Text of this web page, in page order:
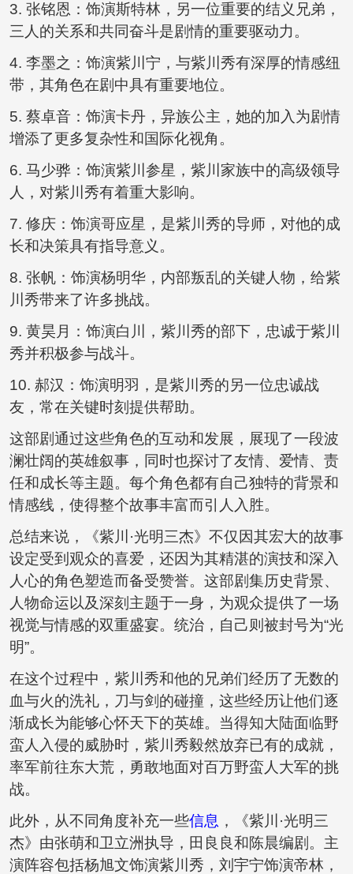
3. 张铭恩：饰演斯特林，另一位重要的结义兄弟，
三人的关系和共同奋斗是剧情的重要驱动力。
4. 李墨之：饰演紫川宁，与紫川秀有深厚的情感纽
带，其角色在剧中具有重要地位。
5. 蔡卓音：饰演卡丹，异族公主，她的加入为剧情
增添了更多复杂性和国际化视角。
6. 马少骅：饰演紫川参星，紫川家族中的高级领导
人，对紫川秀有着重大影响。
7. 修庆：饰演哥应星，是紫川秀的导师，对他的成
长和决策具有指导意义。
8. 张帆：饰演杨明华，内部叛乱的关键人物，给紫
川秀带来了许多挑战。
9. 黄昊月：饰演白川，紫川秀的部下，忠诚于紫川
秀并积极参与战斗。
10. 郝汉：饰演明羽，是紫川秀的另一位忠诚战
友，常在关键时刻提供帮助。
这部剧通过这些角色的互动和发展，展现了一段波
澜壮阔的英雄叙事，同时也探讨了友情、爱情、责
任和成长等主题。每个角色都有自己独特的背景和
情感线，使得整个故事丰富而引人入胜。
总结来说，《紫川·光明三杰》不仅因其宏大的故事
设定受到观众的喜爱，还因为其精湛的演技和深入
人心的角色塑造而备受赞誉。这部剧集历史背景、
人物命运以及深刻主题于一身，为观众提供了一场
视觉与情感的双重盛宴。统治，自己则被封号为“光
明”。
在这个过程中，紫川秀和他的兄弟们经历了无数的
血与火的洗礼，刀与剑的碰撞，这些经历让他们逐
渐成长为能够心怀天下的英雄。当得知大陆面临野
蛮人入侵的威胁时，紫川秀毅然放弃已有的成就，
率军前往东大荒，勇敢地面对百万野蛮人大军的挑
战。
此外，从不同角度补充一些信息 ，《紫川·光明三
杰》由张萌和卫立洲执导，田良良和陈晨编剧。主
演阵容包括杨旭文饰演紫川秀，刘宇宁饰演帝林，